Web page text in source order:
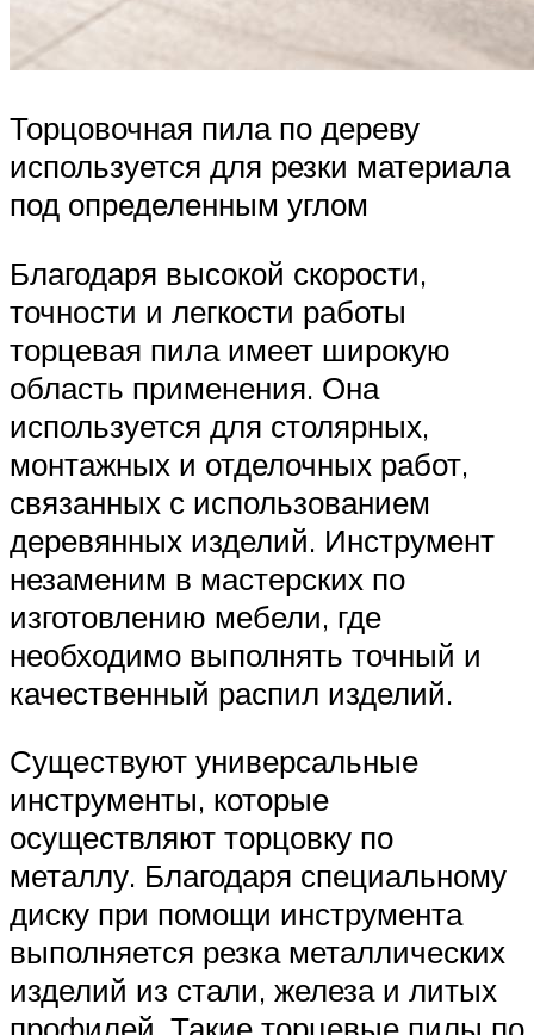
Торцовочная пила по дереву
используется для резки материала
под определенным углом
Благодаря высокой скорости,
точности и легкости работы
торцевая пила имеет широкую
область применения. Она
используется для столярных,
монтажных и отделочных работ,
связанных с использованием
деревянных изделий. Инструмент
незаменим в мастерских по
изготовлению мебели, где
необходимо выполнять точный и
качественный распил изделий.
Существуют универсальные
инструменты, которые
осуществляют торцовку по
металлу. Благодаря специальному
диску при помощи инструмента
выполняется резка металлических
изделий из стали, железа и литых